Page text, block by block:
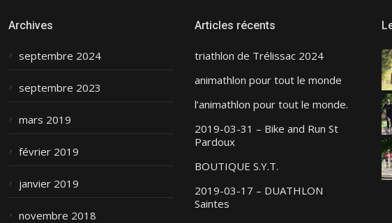
Archives
septembre 2024
septembre 2023
mars 2019
février 2019
janvier 2019
novembre 2018
Articles récents
triathlon de Trélissac 2024
animathlon pour tout le monde
l’animathlon pour tout le monde.
2019-03-31 – Bike and Run St
Pardoux
BOUTIQUE S.Y.T.
2019-03-17 – DUATHLON
Saintes